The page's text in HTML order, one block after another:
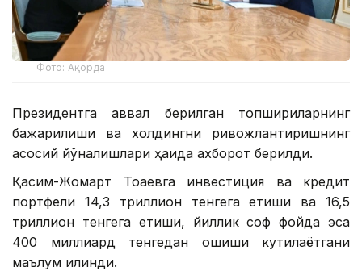
Фото: Ақорда
Президентга аввал берилган топшириқларнинг
бажарилиши ва холдингни ривожлантиришнинг
асосий йўналишлари ҳақида ахборот берилди.
Қасим-Жомарт Тоқаевга инвестиция ва кредит
портфели 14,3 триллион тенгега етиши ва 16,5
триллион тенгега етиши, йиллик соф фойда эса
400 миллиард тенгедан ошиши кутилаётгани
маълум қилинди.